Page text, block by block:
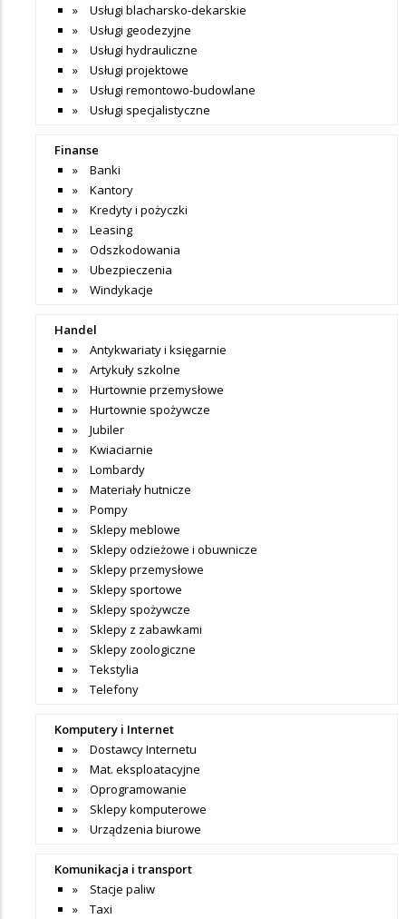
Usługi blacharsko-dekarskie
Usługi geodezyjne
Usługi hydrauliczne
Usługi projektowe
Usługi remontowo-budowlane
Usługi specjalistyczne
Finanse
Banki
Kantory
Kredyty i pożyczki
Leasing
Odszkodowania
Ubezpieczenia
Windykacje
Handel
Antykwariaty i księgarnie
Artykuły szkolne
Hurtownie przemysłowe
Hurtownie spożywcze
Jubiler
Kwiaciarnie
Lombardy
Materiały hutnicze
Pompy
Sklepy meblowe
Sklepy odzieżowe i obuwnicze
Sklepy przemysłowe
Sklepy sportowe
Sklepy spożywcze
Sklepy z zabawkami
Sklepy zoologiczne
Tekstylia
Telefony
Komputery i Internet
Dostawcy Internetu
Mat. eksploatacyjne
Oprogramowanie
Sklepy komputerowe
Urządzenia biurowe
Komunikacja i transport
Stacje paliw
Taxi